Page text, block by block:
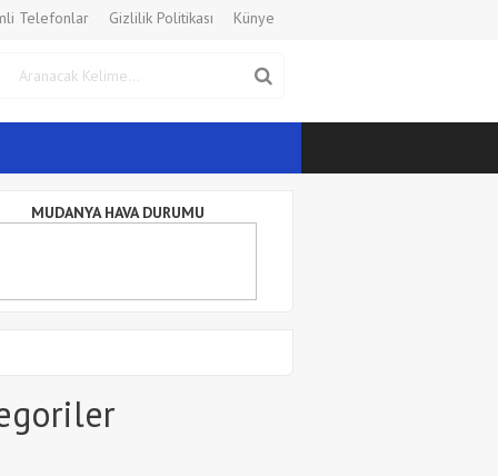
Telefonlar Gizlilik Politikası Künye
MUDANYA HAVA DURUMU